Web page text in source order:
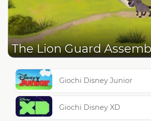
The Lion Guard
Giochi Disney Junior
Giochi Disney XD